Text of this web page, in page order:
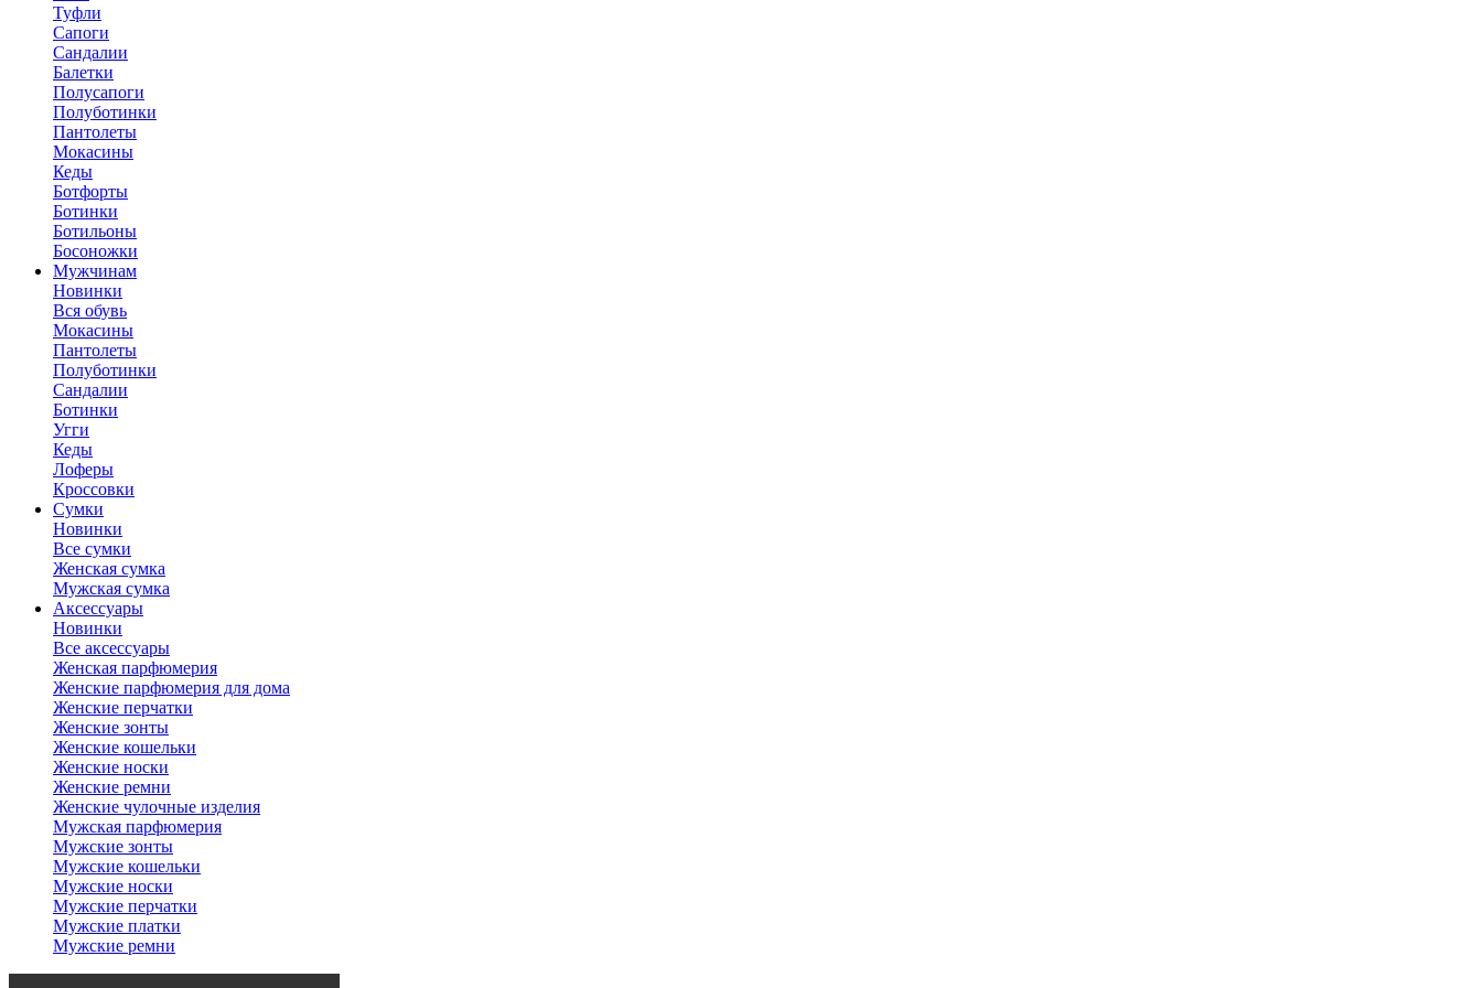
Туфли
Сапоги
Сандалии
Балетки
Полусапоги
Полуботинки
Пантолеты
Мокасины
Кеды
Ботфорты
Ботинки
Ботильоны
Босоножки
Мужчинам
Новинки
Вся обувь
Мокасины
Пантолеты
Полуботинки
Сандалии
Ботинки
Угги
Кеды
Лоферы
Кроссовки
Сумки
Новинки
Все сумки
Женская сумка
Мужская сумка
Аксессуары
Новинки
Все аксессуары
Женская парфюмерия
Женские парфюмерия для дома
Женские перчатки
Женские зонты
Женские кошельки
Женские носки
Женские ремни
Женские чулочные изделия
Мужская парфюмерия
Мужские зонты
Мужские кошельки
Мужские носки
Мужские перчатки
Мужские платки
Мужские ремни